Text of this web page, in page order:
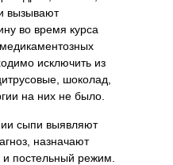
вызывают
во время курса
исключить из
шоколад,
на них не было.
сыпи выявляют
назначают
постельный режим.